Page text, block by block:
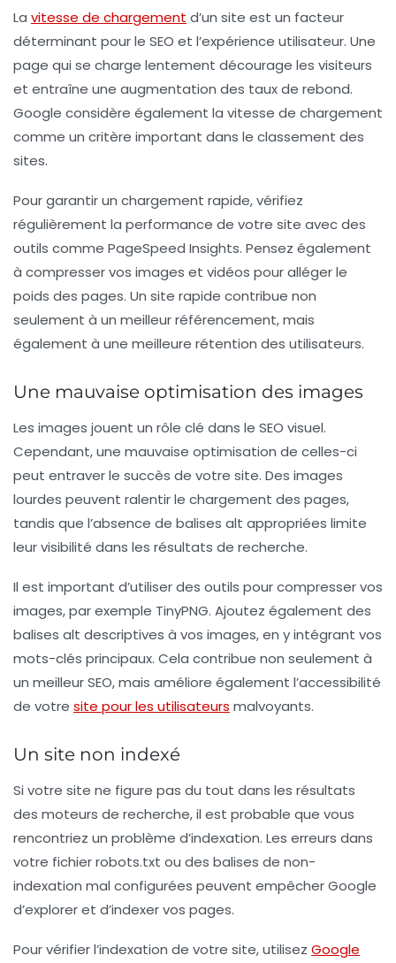
La vitesse de chargement d’un site est un facteur
déterminant pour le SEO et l’expérience utilisateur. Une
page qui se charge lentement décourage les visiteurs
et entraîne une augmentation des taux de rebond.
Google considère également la vitesse de chargement
comme un critère important dans le classement des
sites.
Pour garantir un chargement rapide, vérifiez
régulièrement la performance de votre site avec des
outils comme PageSpeed Insights. Pensez également
à compresser vos images et vidéos pour alléger le
poids des pages. Un site rapide contribue non
seulement à un meilleur référencement, mais
également à une meilleure rétention des utilisateurs.
Une mauvaise optimisation des images
Les images jouent un rôle clé dans le SEO visuel.
Cependant, une mauvaise optimisation de celles-ci
peut entraver le succès de votre site. Des images
lourdes peuvent ralentir le chargement des pages,
tandis que l’absence de balises alt appropriées limite
leur visibilité dans les résultats de recherche.
Il est important d’utiliser des outils pour compresser vos
images, par exemple TinyPNG. Ajoutez également des
balises alt descriptives à vos images, en y intégrant vos
mots-clés principaux. Cela contribue non seulement à
un meilleur SEO, mais améliore également l’accessibilité
de votre site pour les utilisateurs malvoyants.
Un site non indexé
Si votre site ne figure pas du tout dans les résultats
des moteurs de recherche, il est probable que vous
rencontriez un problème d’indexation. Les erreurs dans
votre fichierrobots.txt ou des balises de non-
indexation mal configurées peuvent empêcher Google
d’explorer et d’indexer vos pages.
Pour vérifier l’indexation de votre site, utilisez Google